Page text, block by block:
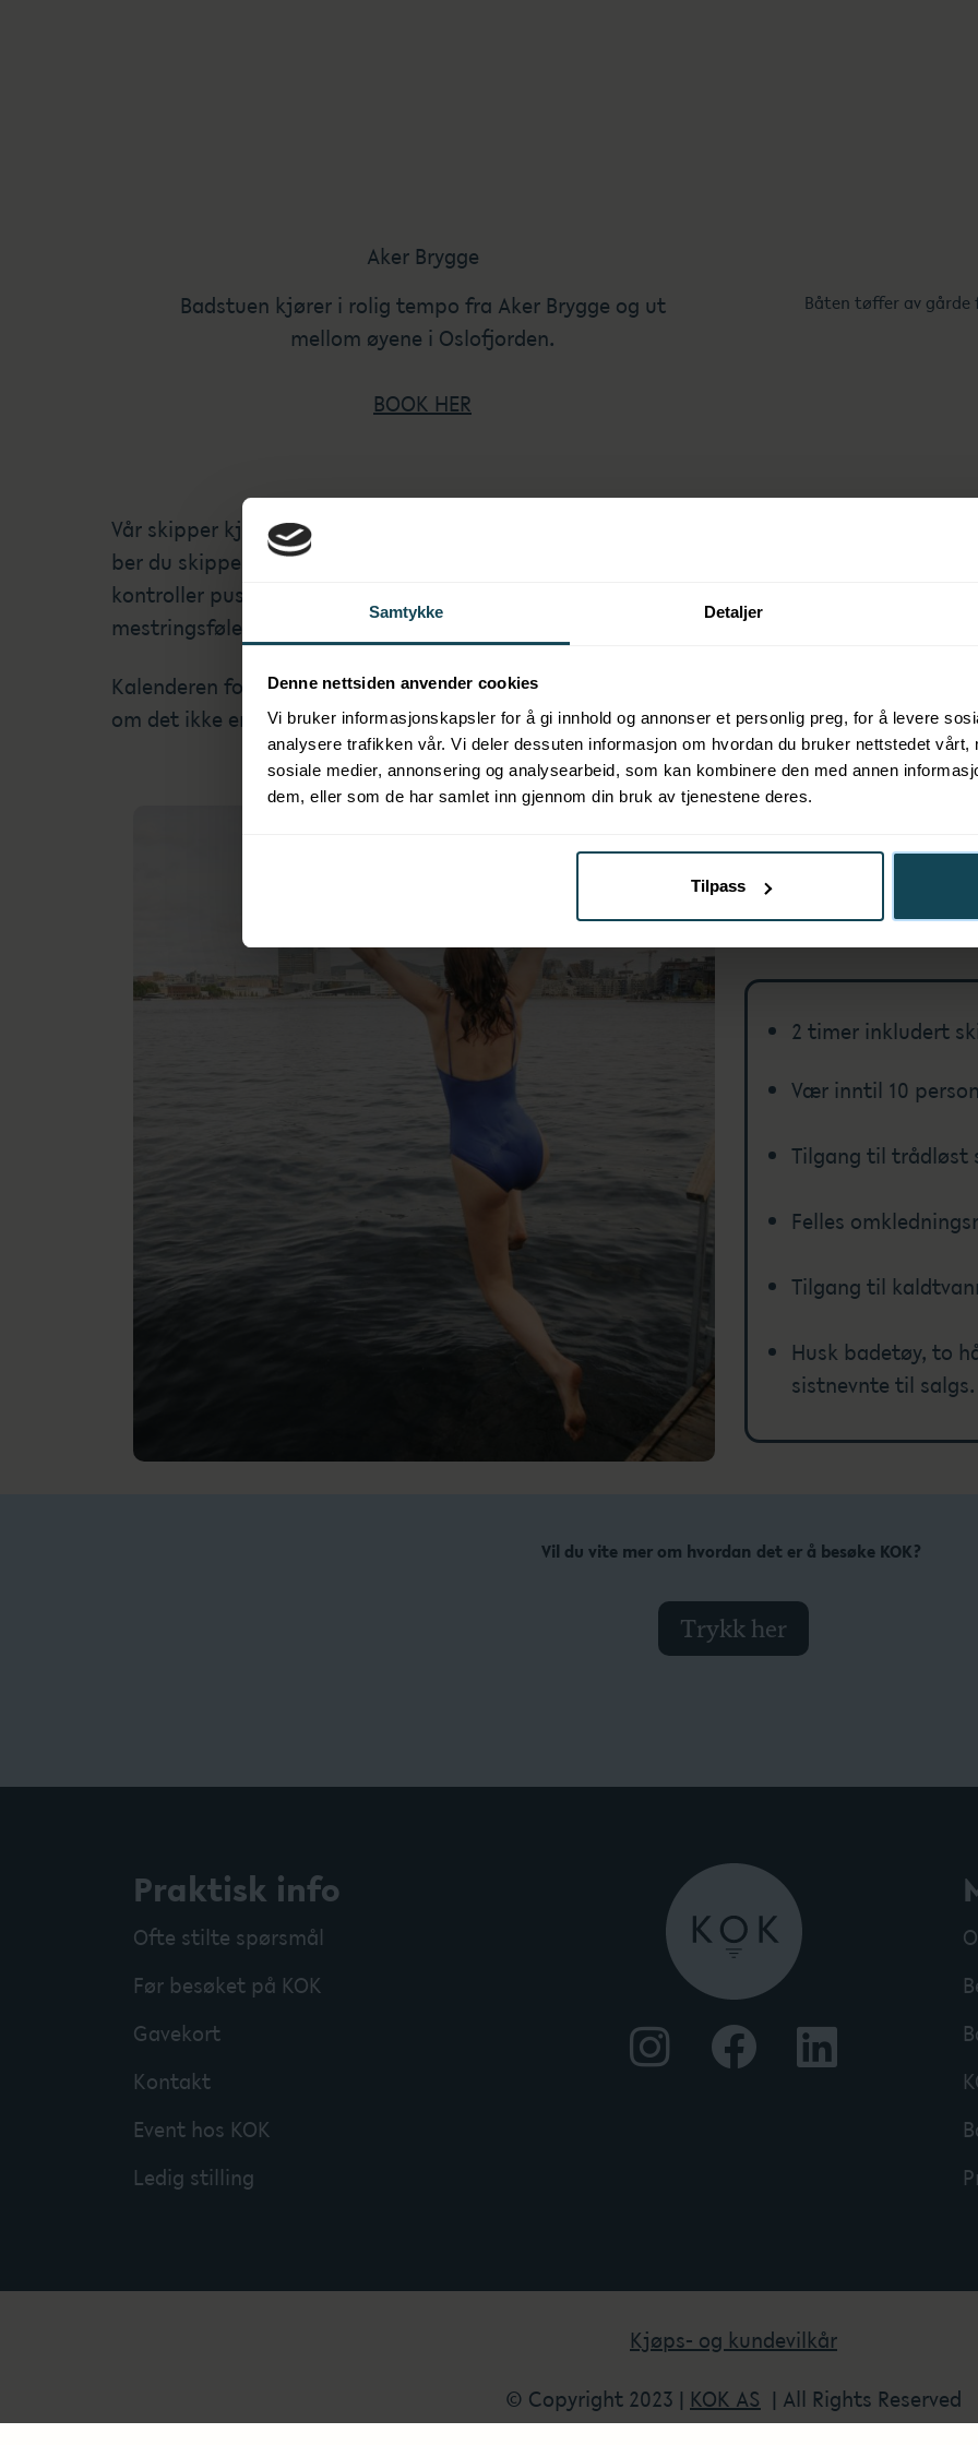
Samtykke Detaljer
Denne nettsiden anvender cookies
Vi bruker informasjonskapsler for å gi innhold og annonser et personlig preg, for å levere
analysere trafikken vår. Vi deler dessuten informasjon om hvordan du bruker nettstedet vårt,
sosiale medier, annonsering og analysearbeid, som kan kombinere den med annen
dem, eller som de har samlet inn gjennom din bruk av tjenestene deres.
Tilpass
Aker Brygge
Badstuen kjører i rolig tempo fra Aker Brygge og ut
mellom øyene i Oslofjorden.
BOOK HER
Båten tøffer av gårde
Vår skipper kjører dere ut på fjorden, og reisen er målet. Det går ikke så fort, men det er
ber du skipperen stoppe badstue båten så du kan avkjøle deg i det friske vannet. Kom
kontroller pusten og senk skuldrene. Da kjenner du endorfinene strømme og
mestringsfølelse og pur glede.
Kalenderen for hver plass er separat, det kan derfor vært lurt å sjekke om det er cruise
om det ikke er det påLangkaia.
fortalt
2 timer inkludert
Vær inntil 10
Tilgang til trådløst
Felles
Tilgang til
Husk badetøy, to
sistnevnte til salgs.
Vil du vite mer om hvordan det er å besøke KOK?
Trykk her
Praktisk info
Ofte stilte spørsmål
Før besøket på KOK
Gavekort
Kontakt
Event hos KOK
Ledig stilling
Kjøps- og kundevilkår
© Copyright 2023 | KOK AS | All Rights Reserved